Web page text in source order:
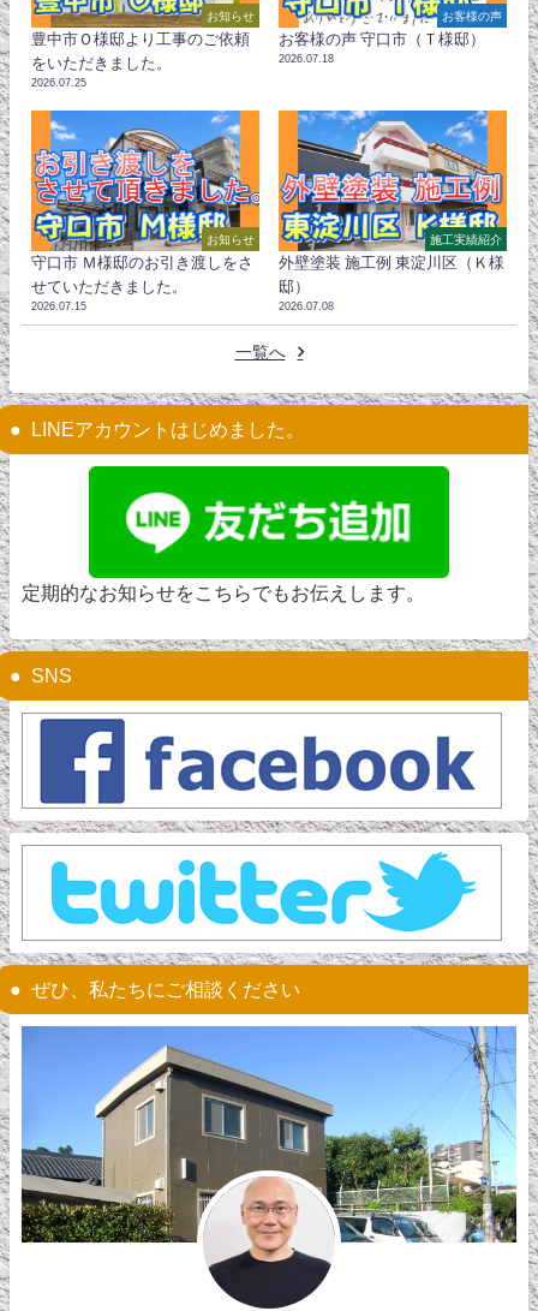
お知らせ
豊中市Ｏ様邸より工事のご依頼
をいただきました。
2026.07.25
お客様の声
お客様の声 守口市（Ｔ様邸）
2026.07.18
お知らせ
守口市 Ｍ様邸のお引き渡しをさ
せていただきました。
2026.07.15
施工実績紹介
外壁塗装 施工例 東淀川区（Ｋ様
邸）
2026.07.08
一覧へ
LINEアカウントはじめました。
定期的なお知らせをこちらでもお伝えします。
SNS
ぜひ、私たちにご相談ください